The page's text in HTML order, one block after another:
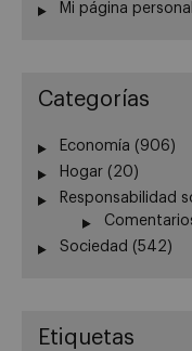
Mi página personal
Categorías
Economía (906)
Hogar (20)
Responsabilidad
Sociedad (542)
Etiquetas